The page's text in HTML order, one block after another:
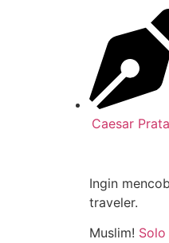
Caesar
Ingin
traveler.
Muslim!